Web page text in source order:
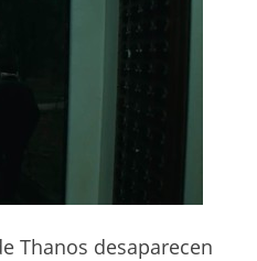
Thanos desaparecen